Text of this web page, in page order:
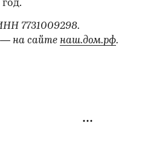
7731009298.
— на сайте наш.дом.рф.